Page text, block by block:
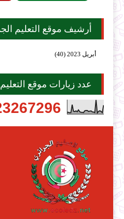
أرشيف موقع التعليم
عدد زيارات موقع
3267296